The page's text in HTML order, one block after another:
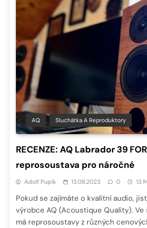
AQ Sluchátka A Reproduktory
RECENZE: AQ Labrador 39
reprosoustava pro náročné
Adolf Pupík 13.08.2023 0 13
Pokud se zajímáte o kvalitní audio,
výrobce AQ (Acoustique Quality).
má reprosoustavy z různých